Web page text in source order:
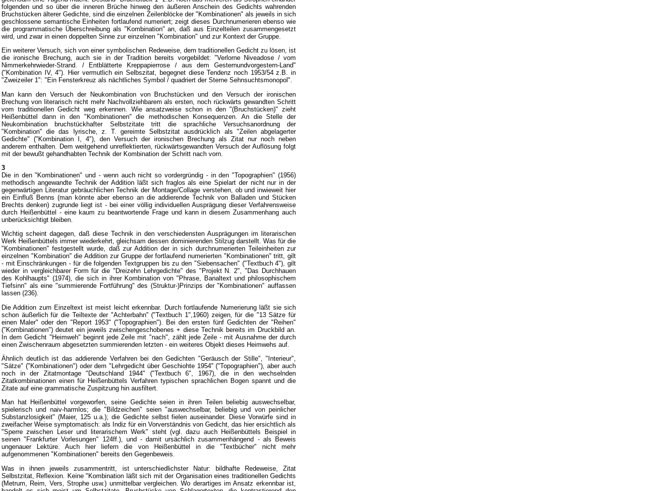
folgenden und so über die inneren Brüche hinweg den äußeren Anschein des Gedichts wahrenden
Bruchstücken älterer Gedichte, sind die einzelnen Zeilenblöcke der "Kombinationen" als jeweils in sich
geschlossene semantische Einheiten fortlaufend numeriert; zeigt dieses Durchnumerieren ebenso wie
die programmatische Überschreibung als "Kombination" an, daß aus Einzelteilen zusammengesetzt
wird, und zwar in einen doppelten Sinne zur einzelnen "Kombination" und zur Kontext der Gruppe.
Ein weiterer Versuch, sich von einer symbolischen Redeweise, dem traditionellen Gedicht zu lösen, ist
die ironische Brechung, auch sie in der Tradition bereits vorgebildet: "Verlorne Niveadose / vom
Nimmerkehrwieder-Strand. / Entblätterte Kreppapierrose / aus dem Gesternundvorgestern-Land"
("Kombination IV, 4"). Hier vermutlich ein Selbszitat, begegnet diese Tendenz noch 1953/54 z.B. in
"Zweizeiler 1": "Ein Fensterkreuz als nächtliches Symbol / quadriert der Sterne Sehnsuchtsmonopol".
Man kann den Versuch der Neukombination von Bruchstücken und den Versuch der ironischen
Brechung von literarisch nicht mehr Nachvollziehbarem als ersten, noch rückwärts gewandten Schritt
vom traditionellen Gedicht weg erkennen. Wie ansatzweise schon in den "(Bruchstücken)" zieht
Heißenbüttel dann in den "Kombinationen" die methodischen Konsequenzen. An die Stelle der
Neukombination bruchstückhafter Selbstzitate tritt die sprachliche Versuchsanordnung der
"Kombination" die das lyrische, z. T. gereimte Selbstzitat ausdrücklich als "Zeilen abgelagerter
Gedichte" ("Kombination I, 4"), den Versuch der ironischen Brechung als Zitat nur noch neben
anderem enthalten. Dem weitgehend unreflektierten, rückwärtsgewandten Versuch der Auflösung folgt
mit der bewußt gehandhabten Technik der Kombination der Schritt nach vorn.
3
Die in den "Kombinationen" und - wenn auch nicht so vordergründig - in den "Topographien" (1956)
methodisch angewandte Technik der Addition läßt sich fraglos als eine Spielart der nicht nur in der
gegenwärtigen Literatur gebräuchlichen Technik der Montage/Collage verstehen, ob und inwieweit hier
ein Einfluß Benns (man könnte aber ebenso an die addierende Technik von Balladen und Stücken
Brechts denken) zugrunde liegt ist - bei einer völlig individuellen Ausprägung dieser Verfahrensweise
durch Heißenbüttel - eine kaum zu beantwortende Frage und kann in diesem Zusammenhang auch
unberücksichtigt bleiben.
Wichtig scheint dagegen, daß diese Technik in den verschiedensten Ausprägungen im literarischen
Werk Heißenbüttels immer wiederkehrt, gleichsam dessen dominierenden Stilzug darstellt. Was für die
"Kombinationen" festgestellt wurde, daß zur Addition der in sich durchnumerierten Teileinheiten zur
einzelnen "Kombination" die Addition zur Gruppe der fortlaufend numerierten "Kombinationen" tritt, gilt
- mit Einschränkungen - für die folgenden Textgruppen bis zu den "Siebensachen" ("Textbuch 4"), gilt
wieder in vergleichbarer Form für die "Dreizehn Lehrgedichte" des "Projekt N. 2", "Das Durchhauen
des Kohlhaupts" (1974), die sich in ihrer Kombination von "Phrase, Banaltext und philosophischem
Tiefsinn" als eine "summierende Fortführung" des (Struktur-)Prinzips der "Kombinationen" auffassen
lassen (236).
Die Addition zum Einzeltext ist meist leicht erkennbar. Durch fortlaufende Numerierung läßt sie sich
schon äußerlich für die Teiltexte der "Achterbahn" ("Textbuch 1",1960) zeigen, für die "13 Sätze für
einen Maler" oder den "Report 1953" ("Topographien"). Bei den ersten fünf Gedichten der "Reihen"
("Kombinationen") deutet ein jeweils zwischengeschobenes + diese Technik bereits im Druckbild an.
In dem Gedicht "Heimweh" beginnt jede Zeile mit "nach", zählt jede Zeile - mit Ausnahme der durch
einen Zwischenraum abgesetzten summierenden letzten - ein weiteres Objekt dieses Heimwehs auf.
Ähnlich deutlich ist das addierende Verfahren bei den Gedichten "Geräusch der Stille", "Interieur",
"Sätze" ("Kombinationen") oder dem "Lehrgedicht über Geschiohte 1954" ("Topographien"), aber auch
noch in der Zitatmontage "Deutschland 1944" ("Textbuch 6", 1967), die in den wechselnden
Zitatkombinationen einen für Heißenbüttels Verfahren typischen sprachlichen Bogen spannt und die
Zitate auf eine grammatische Zuspitzung hin ausfiltert.
Man hat Heißenbüttel vorgeworfen, seine Gedichte seien in ihren Teilen beliebig auswechselbar,
spielerisch und naiv-harmlos; die "Bildzeichen" seien "auswechselbar, beliebig und von peinlicher
Substanzlosigkeit" (Maier, 125 u.a.); die Gedichte selbst fielen auseinander. Diese Vorwürfe sind in
zweifacher Weise symptomatisch: als Indiz für ein Vorverständnis von Gedicht, das hier ersichtlich als
"Sperre zwischen Leser und literarischem Werk" steht (vgl. dazu auch Heißenbüttels Beispiel in
seinen "Frankfurter Vorlesungen" 124ff.), und - damit ursächlich zusammenhängend - als Beweis
ungenauer Lektüre. Auch hier liefern die von Heißenbüttel in die "Textbücher" nicht mehr
aufgenommenen "Kombinationen" bereits den Gegenbeweis.
Was in ihnen jeweils zusammentritt, ist unterschiedlichster Natur: bildhafte Redeweise, Zitat
Selbstzitat, Reflexion. Keine "Kombination läßt sich mit der Organisation eines traditionellen Gedichts
(Metrum, Reim, Vers, Strophe usw.) unmittelbar vergleichen. Wo derartiges im Ansatz erkennbar ist,